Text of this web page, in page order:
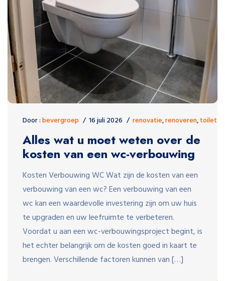
Door :bevergroep 16 juli 2026 renovatie,renoveren,toilet
Alles wat u moet weten over de
kosten van een wc-verbouwing
Kosten Verbouwing WC Wat zijn de kosten van een
verbouwing van een wc? Een verbouwing van een
wc kan een waardevolle investering zijn om uw huis
te upgraden en uw leefruimte te verbeteren.
Voordat u aan een wc-verbouwingsproject begint, is
het echter belangrijk om de kosten goed in kaart te
brengen. Verschillende factoren kunnen van […]